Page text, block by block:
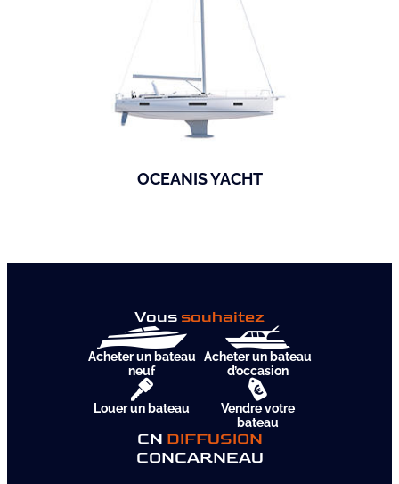
OCEANIS YACHT
Vous souhaitez
Acheter un bateau
neuf
Acheter un bateau
d’occasion
Louer un bateau
Vendre votre
bateau
CN DIFFUSION
CONCARNEAU